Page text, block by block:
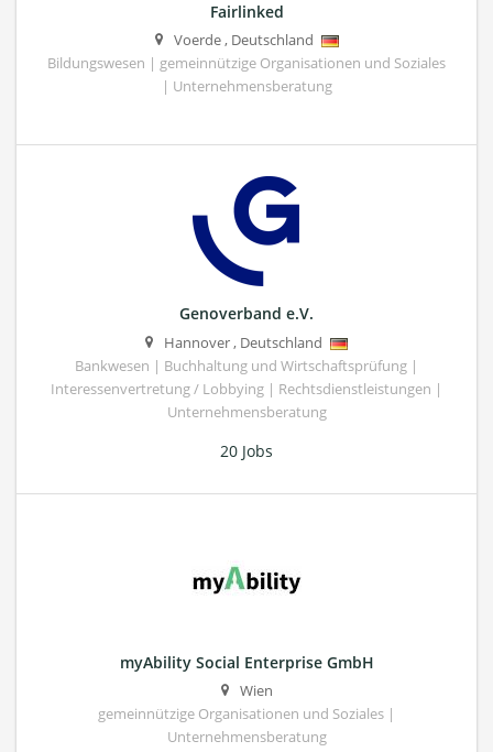
Fairlinked
Voerde, Deutschland
Bildungswesen | gemeinnützige Organisationen und Soziales
| Unternehmensberatung
Genoverband e.V.
Hannover, Deutschland
Bankwesen | Buchhaltung und Wirtschaftsprüfung |
Interessenvertretung / Lobbying | Rechtsdienstleistungen |
Unternehmensberatung
20 Jobs
myAbility Social Enterprise GmbH
Wien
gemeinnützige Organisationen und Soziales |
Unternehmensberatung